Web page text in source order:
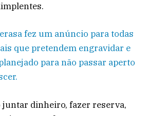
fez um anúncio para todas
que pretendem engravidar e
para não passar aperto
juntar dinheiro, fazer reserva,